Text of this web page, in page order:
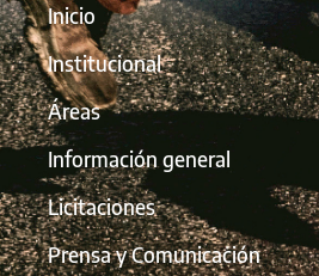
Inicio
Institucional
Áreas
Información general
Licitaciones
Prensa y Comunicación